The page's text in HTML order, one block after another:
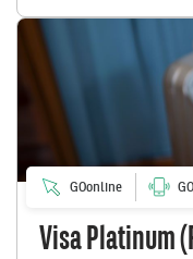
Przejdź
Platinum
(RRSO
18,10%)
GOonline
Visa Platinum